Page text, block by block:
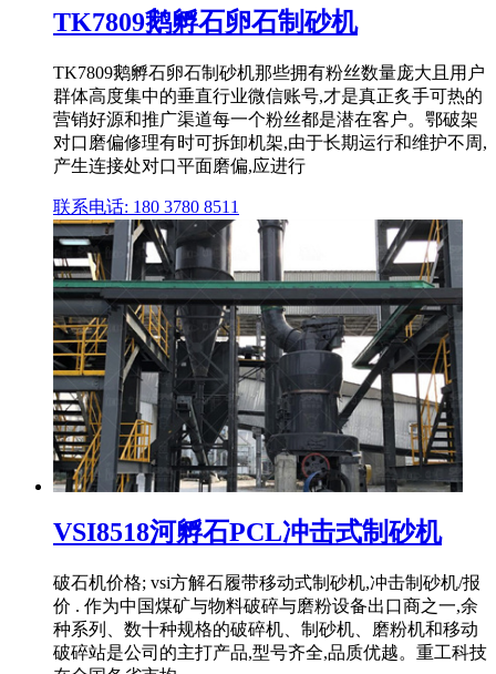
TK7809鹅孵石卵石制砂机
TK7809鹅孵石卵石制砂机那些拥有粉丝数量庞大且用户
群体高度集中的垂直行业微信账号,才是真正炙手可热的
营销好源和推广渠道每一个粉丝都是潜在客户。鄂破架
对口磨偏修理有时可拆卸机架,由于长期运行和维护不周,
产生连接处对口平面磨偏,应进行
联系电话: 180 3780 8511
VSI8518河孵石PCL冲击式制砂机
破石机价格; vsi方解石履带移动式制砂机,冲击制砂机/报
价 . 作为中国煤矿与物料破碎与磨粉设备出口商之一,余
种系列、数十种规格的破碎机、制砂机、磨粉机和移动
破碎站是公司的主打产品,型号齐全,品质优越。重工科技